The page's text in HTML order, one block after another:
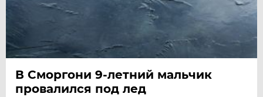
В Сморгони 9-летний мальчик
провалился под лед